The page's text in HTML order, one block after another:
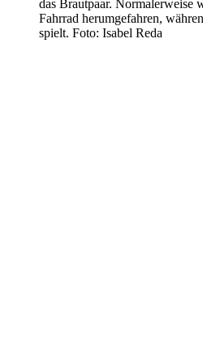
das Brautpaar. Normalerweise
Fahrrad herumgefahren,
spielt. Foto: Isabel Reda